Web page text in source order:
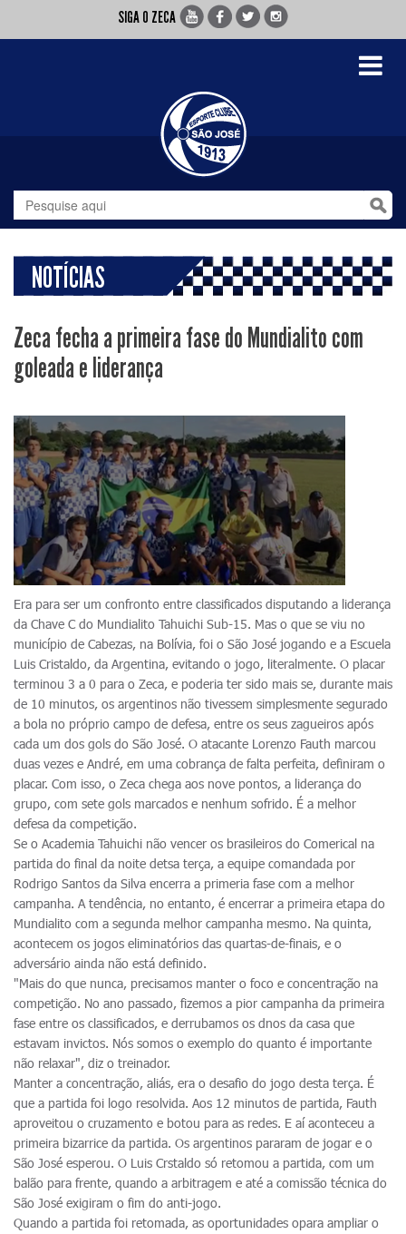
SIGA O ZECA
Toggle
NOTÍCIAS
Zeca fecha a primeira fase do Mundialito com
goleada e liderança
Era para ser um confronto entre classificados disputando a liderança
da Chave C do Mundialito Tahuichi Sub-15. Mas o que se viu no
município de Cabezas, na Bolívia, foi o São José jogando e a Escuela
Luis Cristaldo, da Argentina, evitando o jogo, literalmente. O placar
terminou 3 a 0 para o Zeca, e poderia ter sido mais se, durante mais
de 10 minutos, os argentinos não tivessem simplesmente segurado
a bola no próprio campo de defesa, entre os seus zagueiros após
cada um dos gols do São José. O atacante Lorenzo Fauth marcou
duas vezes e André, em uma cobrança de falta perfeita, definiram o
placar. Com isso, o Zeca chega aos nove pontos, a liderança do
grupo, com sete gols marcados e nenhum sofrido. É a melhor
defesa da competição.
Se o Academia Tahuichi não vencer os brasileiros do Comerical na
partida do final da noite detsa terça, a equipe comandada por
Rodrigo Santos da Silva encerra a primeria fase com a melhor
campanha. A tendência, no entanto, é encerrar a primeira etapa do
Mundialito com a segunda melhor campanha mesmo. Na quinta,
acontecem os jogos eliminatórios das quartas-de-finais, e o
adversário ainda não está definido.
"Mais do que nunca, precisamos manter o foco e concentração na
competição. No ano passado, fizemos a pior campanha da primeira
fase entre os classificados, e derrubamos os dnos da casa que
estavam invictos. Nós somos o exemplo do quanto é importante
não relaxar", diz o treinador.
Manter a concentração, aliás, era o desafio do jogo desta terça. É
que a partida foi logo resolvida. Aos 12 minutos de partida, Fauth
aproveitou o cruzamento e botou para as redes. E aí aconteceu a
primeira bizarrice da partida. Os argentinos pararam de jogar e o
São José esperou. O Luis Crstaldo só retomou a partida, com um
balão para frente, quando a arbitragem e até a comissão técnica do
São José exigiram o fim do anti-jogo.
Quando a partida foi retomada, as oportunidades opara ampliar o